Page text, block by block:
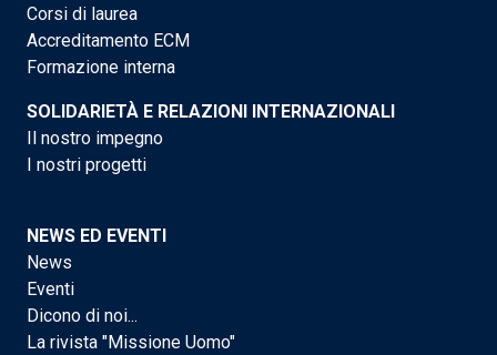
Corsi di laurea
Accreditamento ECM
Formazione interna
SOLIDARIETÀ E RELAZIONI INTERNAZIONALI
Il nostro impegno
I nostri progetti
NEWS ED EVENTI
News
Eventi
Dicono di noi...
La rivista "Missione Uomo"